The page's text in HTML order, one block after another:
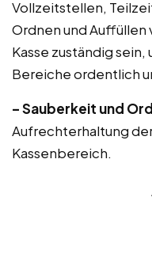
Vollzeitstellen,
Ordnen und Auffüllen
Kasse zuständig
Bereiche ordentlich
– Sauberkeit und
Aufrechterhaltung
Kassenbereich.